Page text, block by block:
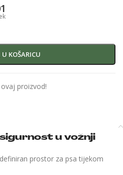
U KOŠARICU
proizvod!
u vožnji
prostor za psa tijekom